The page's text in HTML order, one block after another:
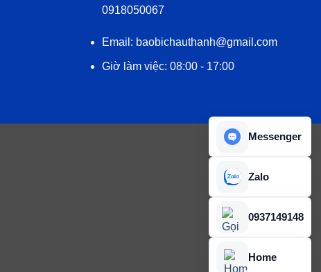
0918050067
Email: baobichauthanh@gmail.com
Giờ làm việc: 08:00 - 17:00
Messenger
Zalo
0937149148
Home